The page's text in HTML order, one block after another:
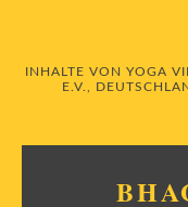
INHALTE VON YOGA
E.V.,